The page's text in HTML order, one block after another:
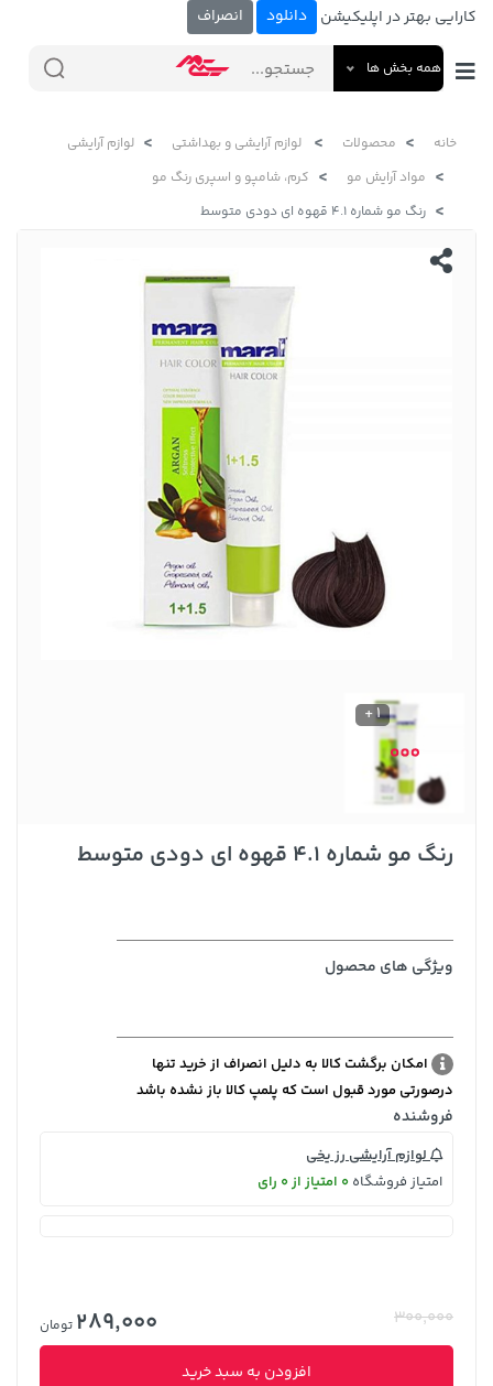
کارایی بهتر در اپلیکیشن دانلود انصراف
همه بخش ها
خانه محصولات لوازم آرایشی و بهداشتی
لوازم آرایشی
مواد آرایش مو
کرم، شامپو و اسپری رنگ مو
رنگ مو شماره 4.1 قهوه ای دودی متوسط
1 +
رنگ مو شماره 4.1 قهوه ای دودی متوسط
ویژگی های محصول
امکان برگشت کالا به دلیل انصراف از خرید تنها
درصورتی مورد قبول است که پلمپ کالا باز نشده باشد
فروشنده
لوازم آرایشی رز یخی
امتیاز فروشگاه 0 امتیاز از 0 رای
300,000
289,000 تومان
افزودن به سبد خرید